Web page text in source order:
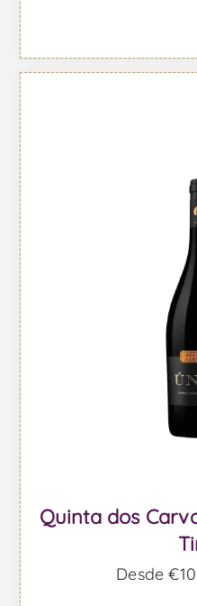
Quinta dos
Desde